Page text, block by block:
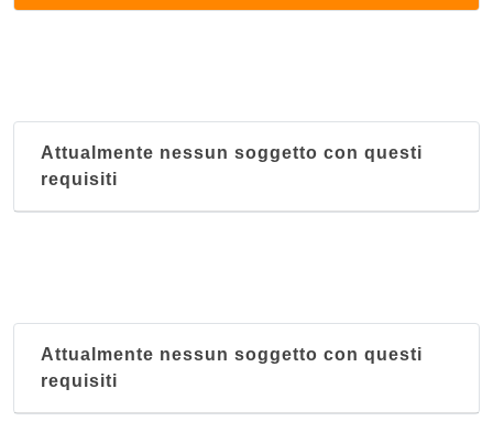
via San Pelagio 95, Due Carrare
Antica Trattoria Ballotta dal 1605
Antico Brolo
corso Milano 22, Padova
Attualmente nessun soggetto con questi
requisiti
Attualmente nessun soggetto con questi
requisiti